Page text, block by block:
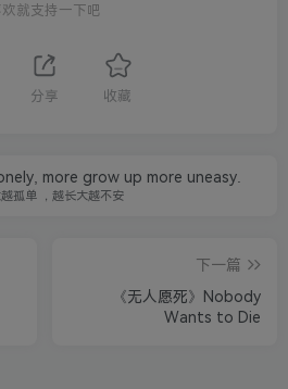
欢就支持一下吧
分享 收藏
more grow up more uneasy.
孤单 ，越长大越不安
下一篇
《无人愿死》Nobody
Wants to Die